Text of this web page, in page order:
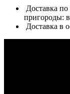
Доставка по
пригороды:
Доставка в